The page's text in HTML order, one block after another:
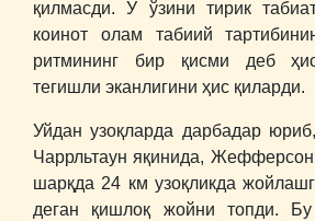
қилмасди. У ўзини тирик
коинот олам табиий
ритмининг бир қисми деб
тегишли эканлигини ҳис қиларди.
Уйдан узоқларда дарбадар
Чаррльтаун яқинида,
шарқда 24 км узоқликда
деган қишлоқ жойни топди.